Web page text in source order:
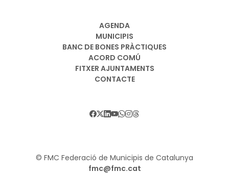
AGENDA
MUNICIPIS
BANC DE BONES PRÀCTIQUES
ACORD COMÚ
FITXER AJUNTAMENTS
CONTACTE
© FMC Federació de Municipis de Catalunya
fmc@fmc.cat